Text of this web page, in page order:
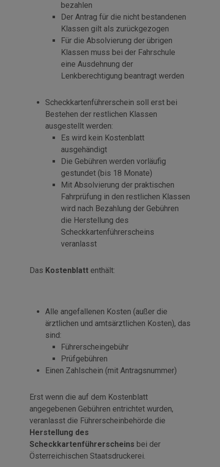
bezahlen
Der Antrag für die nicht bestandenen
Klassen gilt als zurückgezogen
Für die Absolvierung der übrigen
Klassen muss bei der Fahrschule
eine Ausdehnung der
Lenkberechtigung beantragt werden
Scheckkartenführerschein soll erst bei
Bestehen der restlichen Klassen
ausgestellt werden:
Es wird kein Kostenblatt
ausgehändigt
Die Gebühren werden vorläufig
gestundet (bis 18 Monate)
Mit Absolvierung der praktischen
Fahrprüfung in den restlichen Klassen
wird nach Bezahlung der Gebühren
die Herstellung des
Scheckkartenführerscheins
veranlasst
Das Kostenblatt enthält:
Alle angefallenen Kosten (außer die
ärztlichen und amtsärztlichen Kosten), das
sind:
Führerscheingebühr
Prüfgebühren
Einen Zahlschein (mit Antragsnummer)
Erst wenn die auf dem Kostenblatt
angegebenen Gebühren entrichtet wurden,
veranlasst die Führerscheinbehörde die
Herstellung des
Scheckkartenführerscheins bei der
Österreichischen Staatsdruckerei.